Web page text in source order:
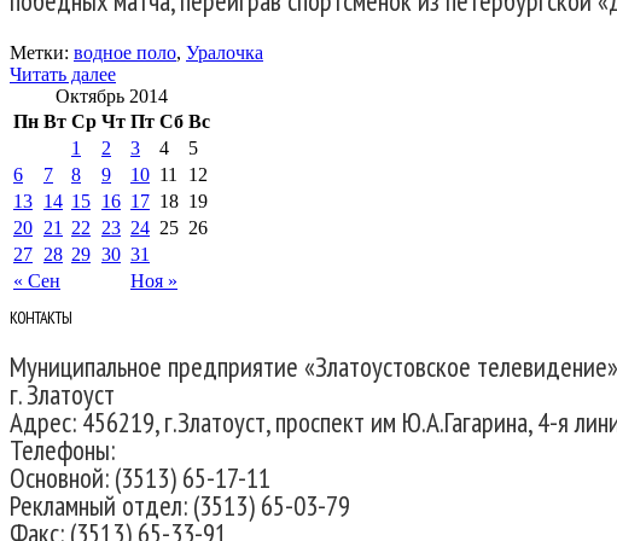
Метки: водное поло, Уралочка
Читать далее
Октябрь 2014
Пн Вт Ср Чт Пт Сб Вс
« Сен Ноя »
1 2 3 4
5
6
7 8 9 10 11
12
13 14 15 16 17 18 19
20 21 22 23 24 25 26
27 28 29 30 31
КОНТАКТЫ
Муниципальное предприятие «Златоустовское
г. Златоуст
Адрес: 456219, г.Златоуст, проспект им Ю.А.Гагарина, 4-я
Телефоны:
Основной: (3513) 65-17-11
Рекламный отдел: (3513) 65-03-79
Факс: (3513) 65-33-91